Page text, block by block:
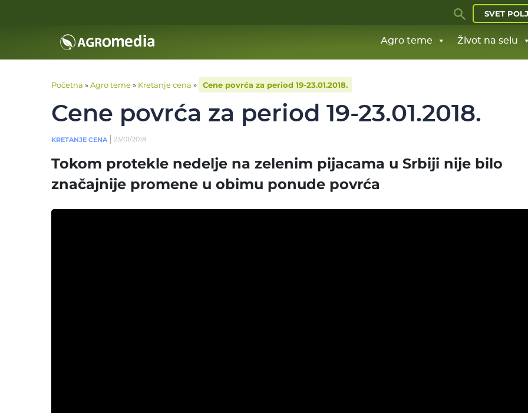
SVET
Agro teme Život na selu
Početna »Agro teme» Kretanje cena » Cene povrća za period 19-23.01.2018.
Cene povrća za period 19-23.01.2018.
KRETANJE CENA 23/01/2018
Tokom protekle nedelje na zelenim pijacama u Srbiji nije bilo
značajnije promene u obimu ponude povrća